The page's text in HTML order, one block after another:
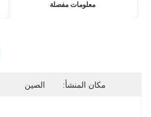
معلومات مفصلة
مكان المنشأ: الصين